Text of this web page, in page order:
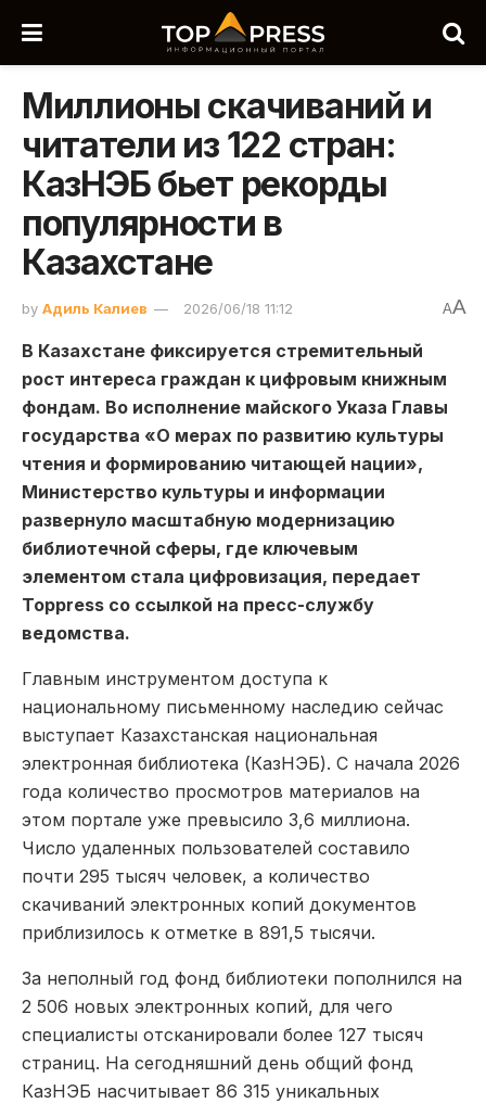
Миллионы скачиваний и
читатели из 122 стран:
КазНЭБ бьет рекорды
популярности в
Казахстане
by Адиль Калиев 2026/06/18 11:12 AA
В Казахстане фиксируется стремительный
рост интереса граждан к цифровым книжным
фондам. Во исполнение майского Указа Главы
государства «О мерах по развитию культуры
чтения и формированию читающей нации»,
Министерство культуры и информации
развернуло масштабную модернизацию
библиотечной сферы, где ключевым
элементом стала цифровизация, передает
Toppress со ссылкой на пресс-службу
ведомства.
Главным инструментом доступа к
национальному письменному наследию сейчас
выступает Казахстанская национальная
электронная библиотека (КазНЭБ). С начала 2026
года количество просмотров материалов на
этом портале уже превысило 3,6 миллиона.
Число удаленных пользователей составило
почти 295 тысяч человек, а количество
скачиваний электронных копий документов
приблизилось к отметке в 891,5 тысячи.
За неполный год фонд библиотеки пополнился на
2 506 новых электронных копий, для чего
специалисты отсканировали более 127 тысяч
страниц. На сегодняшний день общий фонд
КазНЭБ насчитывает 86 315 уникальных